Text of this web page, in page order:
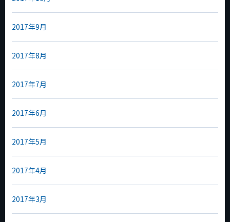
2017年9月
2017年8月
2017年7月
2017年6月
2017年5月
2017年4月
2017年3月